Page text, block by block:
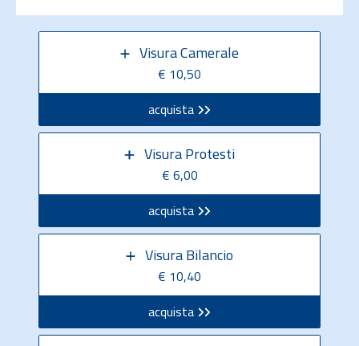
Visura Camerale
€ 10,50
acquista
Visura Protesti
€ 6,00
acquista
Visura Bilancio
€ 10,40
acquista